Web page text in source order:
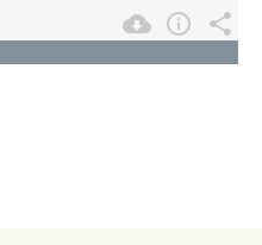
mit selbst programmierten